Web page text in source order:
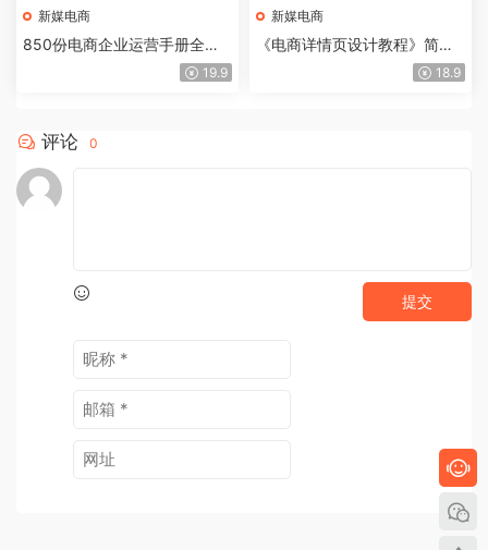
新媒电商
850份电商企业运营手册全套
19.9
新媒电商
《电商详情页设计教程》简
18.9
评论 0
提交